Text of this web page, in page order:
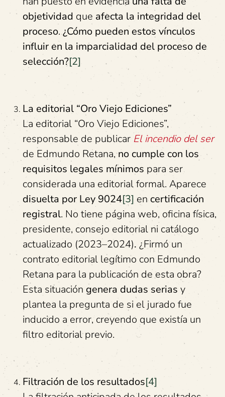
objetividad que afecta la integridad del
proceso.¿Cómo pueden estos vínculos
influir en la imparcialidad del proceso de
selección?[2]
La editorial “Oro Viejo Ediciones”
La editorial “Oro Viejo Ediciones”,
responsable de publicar El incendio del ser
de Edmundo Retana,no cumple con los
requisitos legales mínimos para ser
considerada una editorial formal. Aparece
disuelta por Ley 9024[3] en certificación
registral. No tiene página web, oficina física,
presidente, consejo editorial ni catálogo
actualizado (2023–2024). ¿Firmó un
contrato editorial legítimo con Edmundo
Retana para la publicación de esta obra?
Esta situación genera dudas serias y
plantea la pregunta de si el jurado fue
inducido a error, creyendo que existía un
filtro editorial previo.
Filtración de los resultados[4]